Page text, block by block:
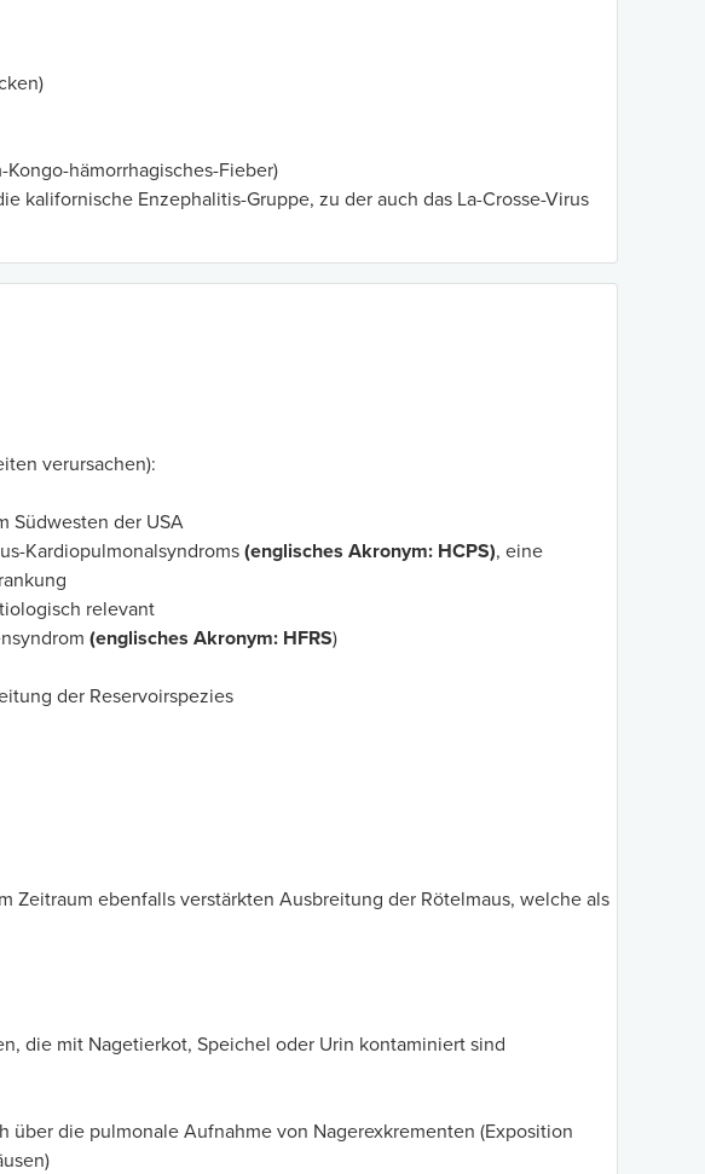
Kongo-hämorrhagisches-Fieber)
kalifornische Enzephalitis-Gruppe, zu der auch das La-Crosse-Virus
verursachen):
Südwesten der USA
Kardiopulmonalsyndroms(englisches Akronym: HCPS), eine
relevant
(englisches Akronym: HFRS)
der Reservoirspezies
Zeitraum ebenfalls verstärkten Ausbreitung der Rötelmaus, welche als
die mit Nagetierkot, Speichel oder Urin kontaminiert sind
die pulmonale Aufnahme von Nagerexkrementen (Exposition